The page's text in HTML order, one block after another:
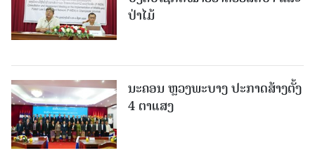
ປ່າໄມ້
ນະຄອນ ຫຼວງພະບາງ ປະ​ກາດ​ສ້າງ​ຕັ້ງ
4 ຕາແສງ